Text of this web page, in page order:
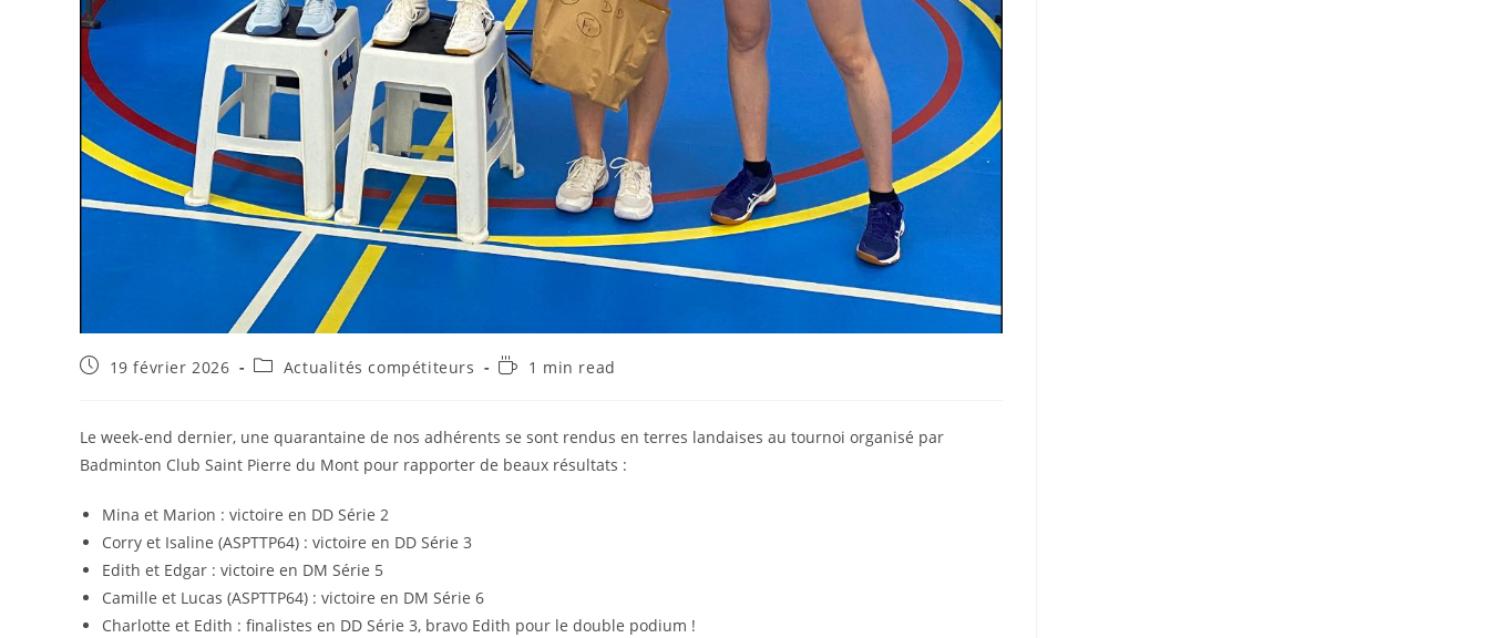
Publication
19 février 2026
PostActualités compétiteurs
Temps1 min read
Le week-end dernier, une quarantaine de nos adhérents se sont rendus en terres landaises au tournoi organisé par
Badminton Club Saint Pierre du Mont pour rapporter de beaux résultats :
Mina et Marion : victoire en DD Série 2
Corry et Isaline (ASPTTP64) : victoire en DD Série 3
Edith et Edgar : victoire en DM Série 5
Camille et Lucas (ASPTTP64) : victoire en DM Série 6
Charlotte et Edith : finalistes en DD Série 3, bravo Edith pour le double podium !